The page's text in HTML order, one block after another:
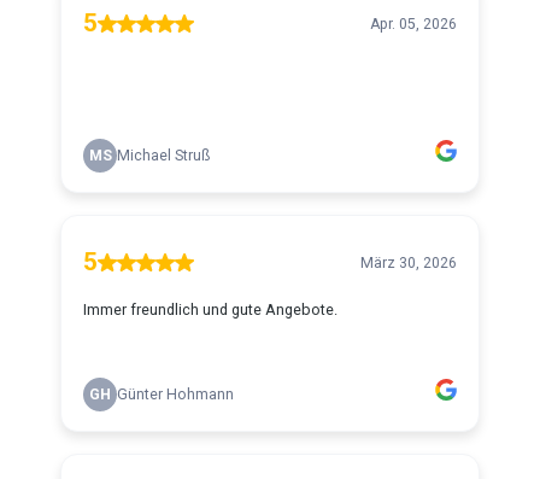
5 Apr. 05, 2026
MS Michael Struß
5 März 30, 2026
Immer freundlich und gute Angebote.
GH Günter Hohmann